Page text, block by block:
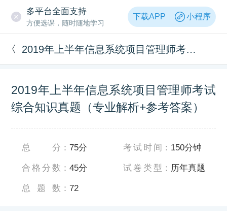
多平台全面支持
方便选课，随时随地学习
下载APP 小程序
2019年上半年信息系统项目管理师考试综合知识真题（专业解析+参考答案）
2019年上半年信息系统项目管理师考试
综合知识真题（专业解析+参考答案）
总分 ：75分
合格分数 ：45分
总题数 ：72
考试时间 ： 150分钟
试卷类型 ： 历年真题